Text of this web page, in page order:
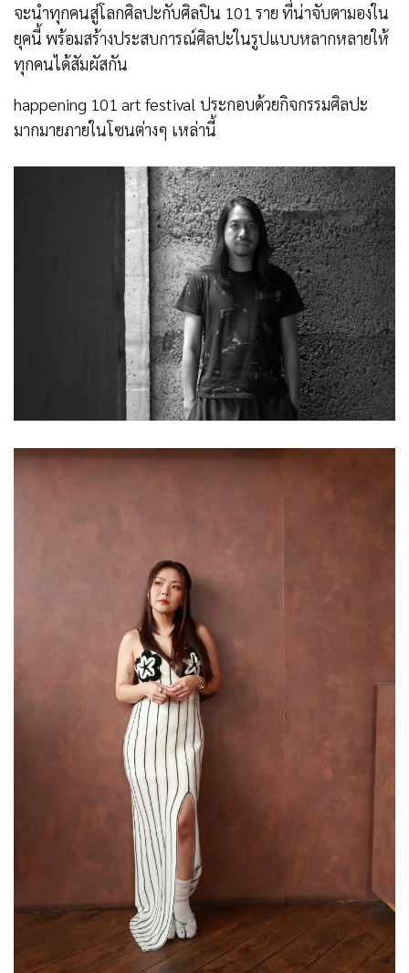
จะนำทุกคนสู่โลกศิลปะกับศิลปิน 101 ราย ที่น่าจับตามองใน
ยุคนี้ พร้อมสร้างประสบการณ์ศิลปะในรูปแบบหลากหลายให้
ทุกคนได้สัมผัสกัน
happening 101 art festival ประกอบด้วยกิจกรรมศิลปะ
มากมายภายในโซนต่างๆ เหล่านี้